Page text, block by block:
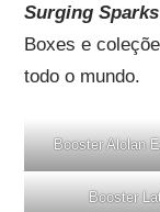
Surging Sparks
Boxes e
todo o mundo.
Booster Alolan
Booster